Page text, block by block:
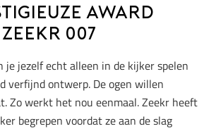
award
007
je jezelf echt alleen in de kijker spelen
verfijnd ontwerp. De ogen willen
Zo werkt het nou eenmaal. Zeekr heeft
begrepen voordat ze aan de slag